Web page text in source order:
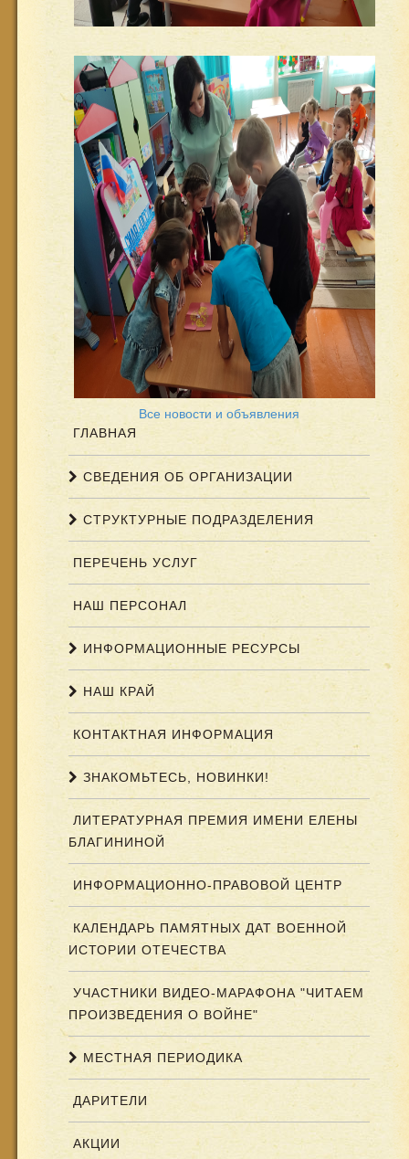
Все новости и объявления
ГЛАВНАЯ
СВЕДЕНИЯ ОБ ОРГАНИЗАЦИИ
СТРУКТУРНЫЕ ПОДРАЗДЕЛЕНИЯ
ПЕРЕЧЕНЬ УСЛУГ
НАШ ПЕРСОНАЛ
ИНФОРМАЦИОННЫЕ РЕСУРСЫ
НАШ КРАЙ
КОНТАКТНАЯ ИНФОРМАЦИЯ
ЗНАКОМЬТЕСЬ, НОВИНКИ!
ЛИТЕРАТУРНАЯ ПРЕМИЯ ИМЕНИ ЕЛЕНЫ
БЛАГИНИНОЙ
ИНФОРМАЦИОННО-ПРАВОВОЙ ЦЕНТР
КАЛЕНДАРЬ ПАМЯТНЫХ ДАТ ВОЕННОЙ
ИСТОРИИ ОТЕЧЕСТВА
УЧАСТНИКИ ВИДЕО-МАРАФОНА "ЧИТАЕМ
ПРОИЗВЕДЕНИЯ О ВОЙНЕ"
МЕСТНАЯ ПЕРИОДИКА
ДАРИТЕЛИ
АКЦИИ